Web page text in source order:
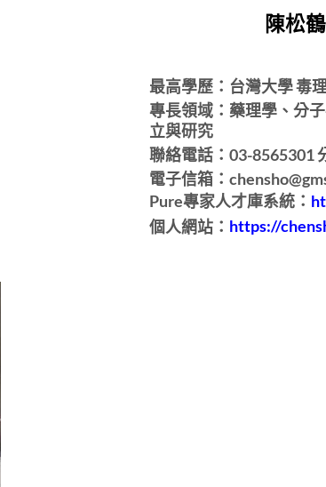
陳松
最高學歷：台灣大學 毒
專長領域：藥理學、分
立與研究
聯絡電話：03-8565301
電子信箱：
Pure專家人才庫系統：
個人網站： https://